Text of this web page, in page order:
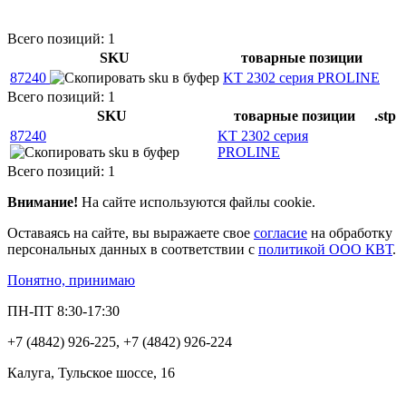
Всего позиций: 1
SKU
товарные позиции
87240
KT 2302 серия PROLINE
Всего позиций: 1
SKU
товарные позиции
.stp
87240
KT 2302 серия
PROLINE
Всего позиций: 1
Внимание! На сайте используются файлы cookie.
Оставаясь на сайте, вы выражаете свое согласие на обработку
персональных данных в соответствии с политикой ООО КВТ.
Понятно, принимаю
ПН-ПТ 8:30-17:30
+7 (4842) 926-225, +7 (4842) 926-224
Калуга, Тульское шоссе, 16